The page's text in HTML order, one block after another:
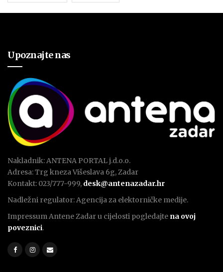
Upoznajte nas
Nakladnik: ANTENA PORTAL j.d.o.o.
Adresa: Trg kneza Višeslava 6g, Zadar
Kontakt: 023/777-999, desk@antenazadar.hr
Nadležni regulator: Agencija za elektorničke medije.
Impressum Antene Zadar u cijelosti pogledajte na ovoj
poveznici.